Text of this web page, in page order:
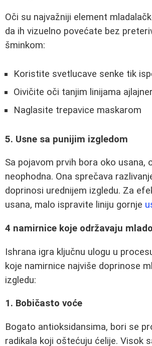
Oči su najvažniji element
da ih vizuelno povećate bez
šminkom:
Koristite svetlucave senke tik
Oivičite oči tanjim linijama
Naglasite trepavice maskarom
5. Usne sa punijim izgledom
Sa pojavom prvih bora oko usana,
neophodna. Ona sprečava
doprinosi urednijem izgledu. Za
usana, malo ispravite liniju gornje
4 namirnice koje održavaju
Ishrana igra ključnu ulogu u
koje namirnice najviše doprinose
izgledu:
1. Bobičasto voće
Bogato antioksidansima, bori se
radikala koji oštećuju ćelije. Visok